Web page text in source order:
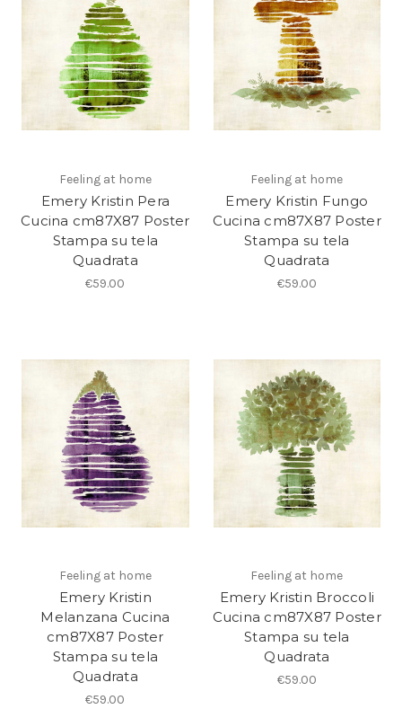
Feeling at home
Emery Kristin Pera
Cucina cm87X87 Poster
Stampa su tela
Quadrata
€59.00
Feeling at home
Emery Kristin Fungo
Cucina cm87X87 Poster
Stampa su tela
Quadrata
€59.00
Feeling at home
Emery Kristin
Melanzana Cucina
cm87X87 Poster
Stampa su tela
Quadrata
€59.00
Feeling at home
Emery Kristin Broccoli
Cucina cm87X87 Poster
Stampa su tela
Quadrata
€59.00